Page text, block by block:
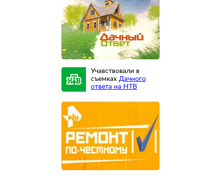
Учавствовали в
съемках Дачного
ответа на НТВ